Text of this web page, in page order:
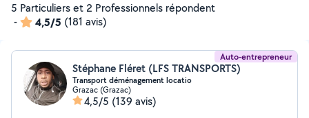
5 Particuliers et 2 Professionnels répondent
-
4,5/5 (181 avis)
Auto-entrepreneur
Stéphane Fléret (LFS TRANSPORTS)
Transport déménagement locatio
Grazac (Grazac)
4,5/5 (139 avis)